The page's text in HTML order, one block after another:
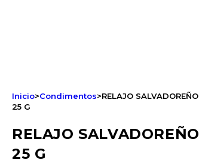
Inicio>Condimentos>RELAJO SALVADOREÑO
25 G
RELAJO SALVADOREÑO
25 G